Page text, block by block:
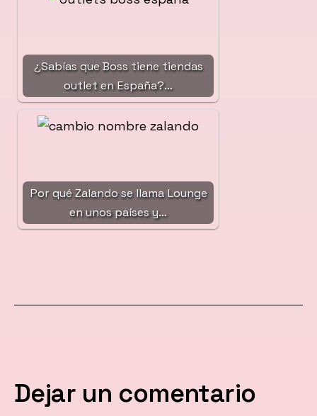
¿Sabías que Boss tiene tiendas
outlet en España?…
Por qué Zalando se llama Lounge
en unos países y…
Dejar un comentario